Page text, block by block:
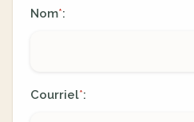
Nom*:
Courriel*: